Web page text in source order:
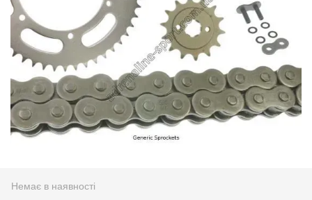
Немає в наявності